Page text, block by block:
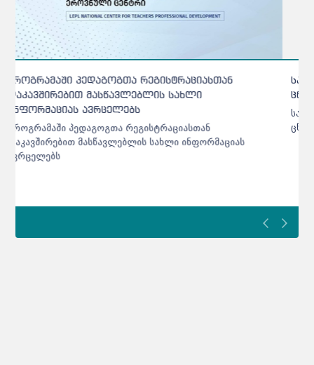
სამოქალაქო განათლების საგამოცდო ტესტები
ცნობილია - ინფორმაცია მასწავლებლებისთვის
სამოქალაქო განათლების საგამოცდო ტესტები
ცნობილია - ინფორმაცია მასწავლებლებისთვის